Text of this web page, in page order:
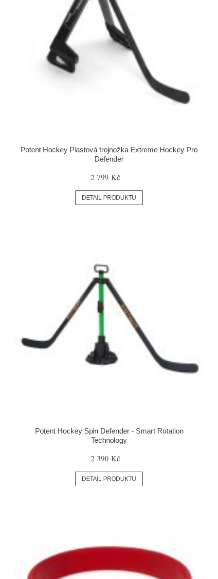
Potent Hockey Plastová trojnožka Extreme Hockey Pro
Defender
2 799 Kč
DETAIL PRODUKTU
Potent Hockey Spin Defender - Smart Rotation
Technology
2 390 Kč
DETAIL PRODUKTU